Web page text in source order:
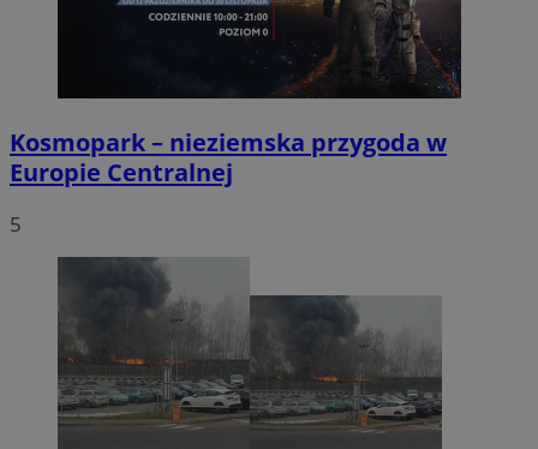
Kosmopark – nieziemska przygoda w
Europie Centralnej
5